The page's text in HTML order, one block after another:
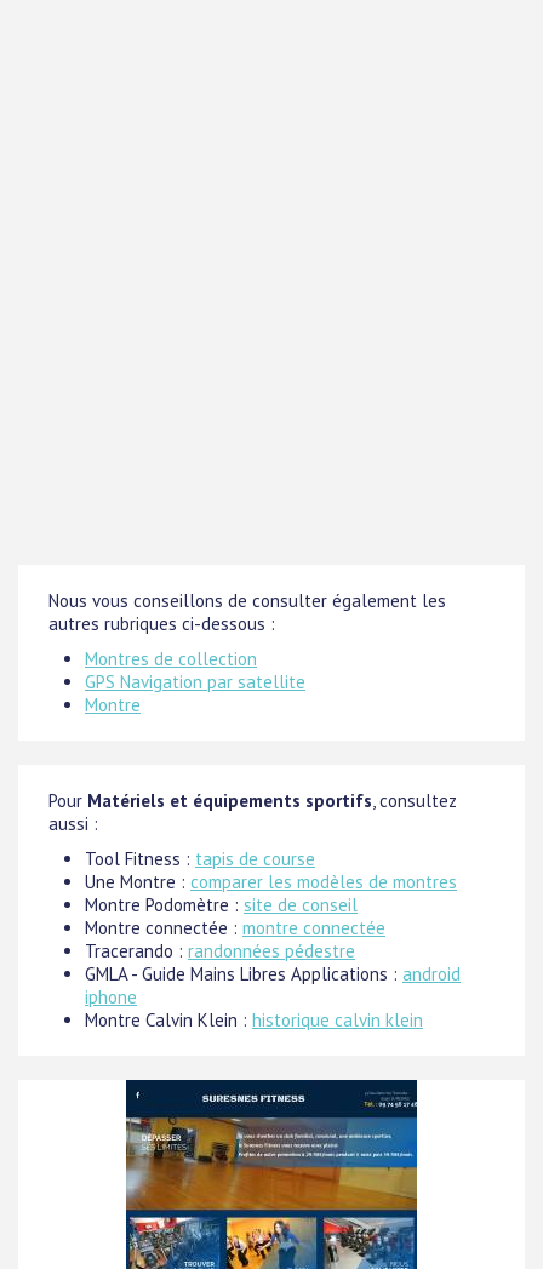
Nous vous conseillons de consulter également les
autres rubriques ci-dessous :
Montres de collection
GPS Navigation par satellite
Montre
Pour Matériels et équipements sportifs, consultez
aussi :
Tool Fitness : tapis de course
Une Montre : comparer les modèles de montres
Montre Podomètre : site de conseil
Montre connectée : montre connectée
Tracerando : randonnées pédestre
GMLA - Guide Mains Libres Applications : android
iphone
Montre Calvin Klein : historique calvin klein